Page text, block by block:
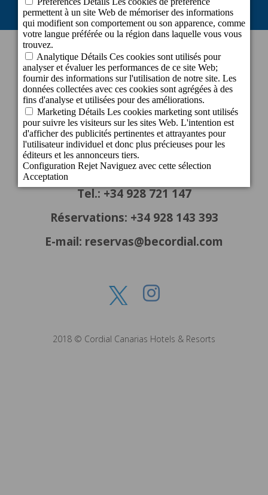
INFORMATION DE CONTACT
Bureau central
c/ Cartago, 22. El Tablero
35109 San Bartolomé de Tirajana - Gran
Canaria - Espagne
info@becordial.com
Tel.: +34 928 721 147
Réservations: +34 928 143 393
E-mail: reservas@becordial.com
2018 © Cordial Canarias Hotels & Resorts